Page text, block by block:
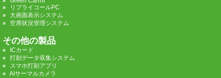
リプライコールPC
大画面表示システム
空席状況管理システム
その他の製品
ICカード
打刻データ収集システム
スマホ打刻アプリ
AIサーマルカメラ